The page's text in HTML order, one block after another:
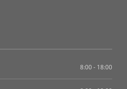
8:00 - 18:00